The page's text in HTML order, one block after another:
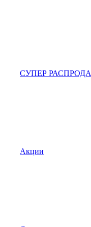
СУПЕР
Акции